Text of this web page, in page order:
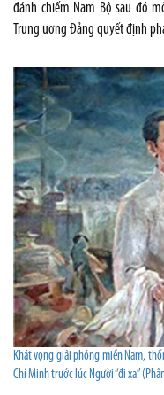
đánh chiếm Nam Bộ sau đó
Trung ương Đảng quyết định
Khát vọng giải phóng miền Nam,
Chí Minh trước lúc Người “đi xa”